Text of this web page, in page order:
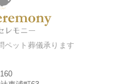
ペット葬儀承ります